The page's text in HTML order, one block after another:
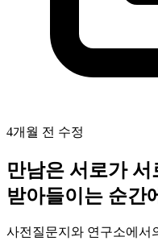
4개월 전 수정
만남은 서로가
받아들이는 순간
사전질문지와 연구소에서